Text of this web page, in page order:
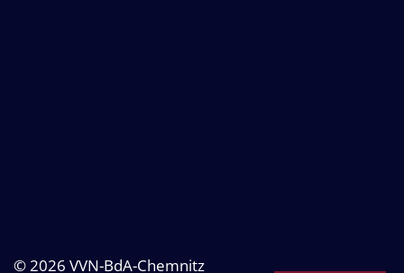
© 2026 VVN-BdA-Chemnitz